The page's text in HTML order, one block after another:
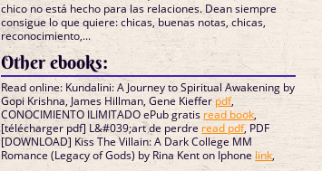
chico no está hecho para las relaciones. Dean siempre
consigue lo que quiere: chicas, buenas notas, chicas,
reconocimiento,...
Other ebooks:
Read online: Kundalini: A Journey to Spiritual Awakening by
Gopi Krishna, James Hillman, Gene Kieffer pdf,
CONOCIMIENTO ILIMITADO ePub gratis read book,
[télécharger pdf] L&#039;art de perdre read pdf, PDF
[DOWNLOAD] Kiss The Villain: A Dark College MM
Romance (Legacy of Gods) by Rina Kent on Iphone link,